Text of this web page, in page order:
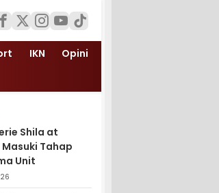
IKN
Opini
Shila at
Tahap
Unit